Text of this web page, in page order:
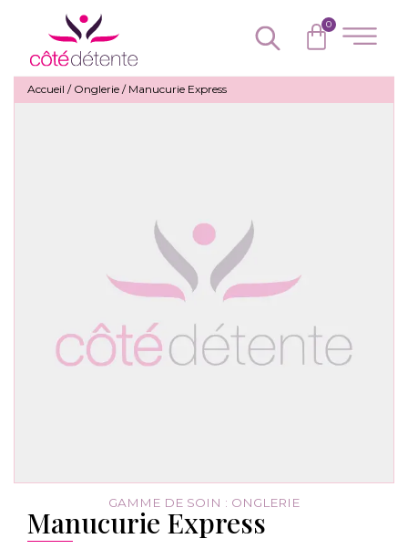
0
Accueil / Onglerie / Manucurie Express
GAMME DE SOIN : ONGLERIE
Manucurie Express